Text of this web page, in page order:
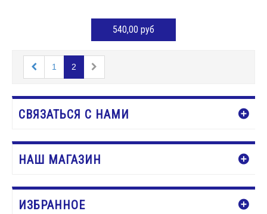
540,00 руб
1 2
СВЯЗАТЬСЯ С НАМИ
НАШ МАГАЗИН
ИЗБРАННОЕ